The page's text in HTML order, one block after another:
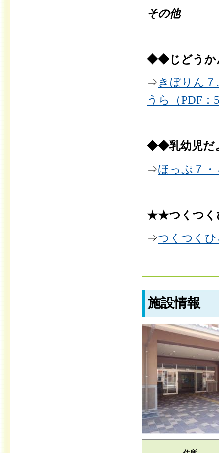
その他
◆◆じどうか
⇒ きぼりん７
うら（PDF：
◆◆乳幼児だ
⇒ほっぷ７・
★★つくつ
⇒つくつくひ
施設情報